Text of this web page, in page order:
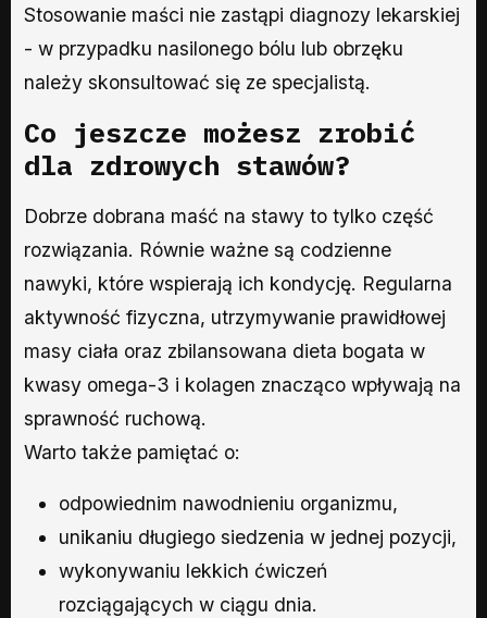
Stosowanie maści nie zastąpi diagnozy lekarskiej
- w przypadku nasilonego bólu lub obrzęku
należy skonsultować się ze specjalistą.
Co jeszcze możesz zrobić
dla zdrowych stawów?
Dobrze dobrana maść na stawy to tylko część
rozwiązania. Równie ważne są codzienne
nawyki, które wspierają ich kondycję. Regularna
aktywność fizyczna, utrzymywanie prawidłowej
masy ciała oraz zbilansowana dieta bogata w
kwasy omega-3 i kolagen znacząco wpływają na
sprawność ruchową.
Warto także pamiętać o:
odpowiednim nawodnieniu organizmu,
unikaniu długiego siedzenia w jednej pozycji,
wykonywaniu lekkich ćwiczeń
rozciągających w ciągu dnia.